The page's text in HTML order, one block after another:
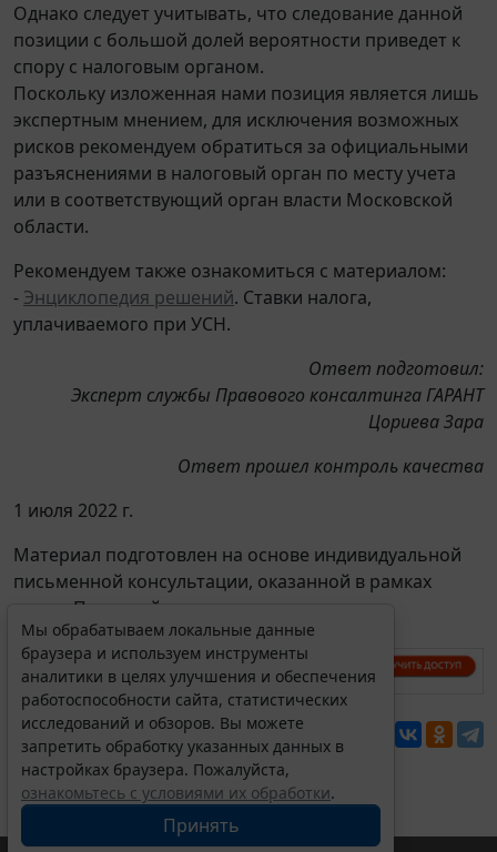
Однако следует учитывать, что следование данной
позиции с большой долей вероятности приведет к
спору с налоговым органом.
Поскольку изложенная нами позиция является лишь
экспертным мнением, для исключения возможных
рисков рекомендуем обратиться за официальными
разъяснениями в налоговый орган по месту учета
или в соответствующий орган власти Московской
области.
Рекомендуем также ознакомиться с материалом:
- Энциклопедия решений. Ставки налога,
уплачиваемого при УСН.
Ответ подготовил:
Эксперт службы Правового консалтинга ГАРАНТ
Цориева Зара
Ответ прошел контроль качества
1 июля 2022 г.
Материал подготовлен на основе индивидуальной
письменной консультации, оказанной в рамках
услуги Правовой консалтинг.
Перепечатка
Мы обрабатываем локальные данные
браузера и используем инструменты
аналитики в целях улучшения и обеспечения
работоспособности сайта, статистических
исследований и обзоров. Вы можете
запретить обработку указанных данных в
настройках браузера. Пожалуйста,
ознакомьтесь с условиями их обработки.
Принять